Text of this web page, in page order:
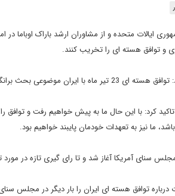
متحده و از مشاوران ارشد باراک اوباما در
و توافق هسته ای را تخریب کنند.
بحث برانگیز بوده است.
تاکید کرد: با این حال ما به پیش خواهیم رفت و توافق
ما نیز به تعهدات خودمان پایبند خواهیم بود.
سنای آمریکا آغاز شد و تا رای گیری تازه در مورد
توافق هسته ای ایران را بار دیگر در مجلس سنای